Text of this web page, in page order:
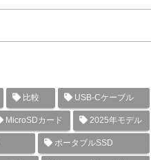
比較 USB-Cケーブル
MicroSDカード 2025年モデル
ポータブルSSD